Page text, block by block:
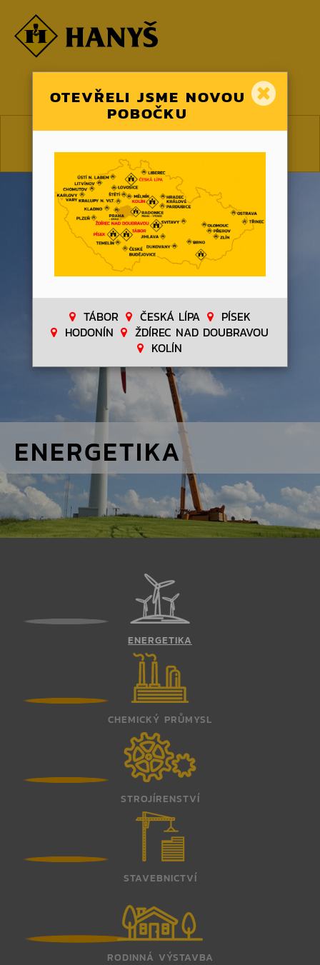
ENERGETIKA
ENERGETIKA
CHEMICKÝ PRŮMYSL
STROJÍRENSTVÍ
STAVEBNICTVÍ
RODINNÁ VÝSTAVBA
OTEVŘELI JSME NOVOU
POBOČKU
TÁBOR ČESKÁ LÍPA
PÍSEK
HODONÍN
ŽDÍREC NAD DOUBRAVOU
KOLÍN